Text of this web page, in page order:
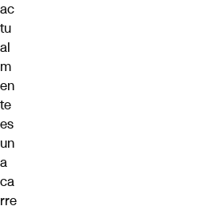
ac
tu
al
m
en
te
es
un
a
ca
rre